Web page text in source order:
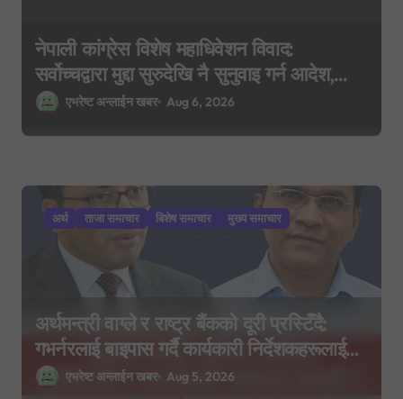
नेपाली कांग्रेस विशेष महाधिवेशन विवाद:
सर्वोच्चद्वारा मुद्दा सुरुदेखि नै सुनुवाइ गर्न आदेश,
पुरानो फैसला पुनरावलोकन हुने
एभरेष्ट अन्लाईन खबर Aug 6, 2026
अर्थ ताजा समाचार बिशेष समाचार मुख्य समाचार
अर्थमन्त्री वाग्ले र राष्ट्र बैंकको दूरी प्रस्टिँदै:
गभर्नरलाई बाइपास गर्दै कार्यकारी निर्देशकहरूलाई
मन्त्रालय बोलाइयो
एभरेष्ट अन्लाईन खबर Aug 5, 2026